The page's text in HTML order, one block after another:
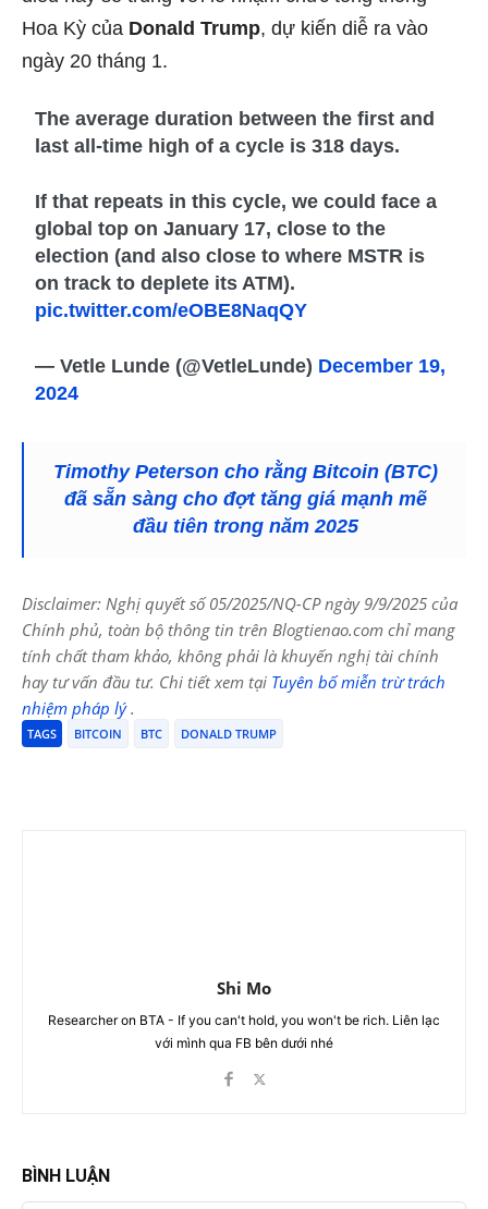
Hoa Kỳ của Donald Trump, dự kiến diễ ra vào
ngày 20 tháng 1.
The average duration between the first and
last all-time high of a cycle is 318 days.
If that repeats in this cycle, we could face a
global top on January 17, close to the
election (and also close to where MSTR is
on track to deplete its ATM).
pic.twitter.com/eOBE8NaqQY
— Vetle Lunde (@VetleLunde) December 19,
2024
Timothy Peterson cho rằng Bitcoin (BTC)
đã sẵn sàng cho đợt tăng giá mạnh mẽ
đầu tiên trong năm 2025
Disclaimer: Nghị quyết số 05/2025/NQ-CP ngày 9/9/2025 của
Chính phủ, toàn bộ thông tin trên Blogtienao.com chỉ mang
tính chất tham khảo, không phải là khuyến nghị tài chính
hay tư vấn đầu tư. Chi tiết xem tại Tuyên bố miễn trừ trách
nhiệm pháp lý.
TAGS BITCOIN BTC DONALD TRUMP
Shi Mo
Researcher on BTA - If you can't hold, you won't be rich. Liên lạc
với mình qua FB bên dưới nhé
BÌNH LUẬN